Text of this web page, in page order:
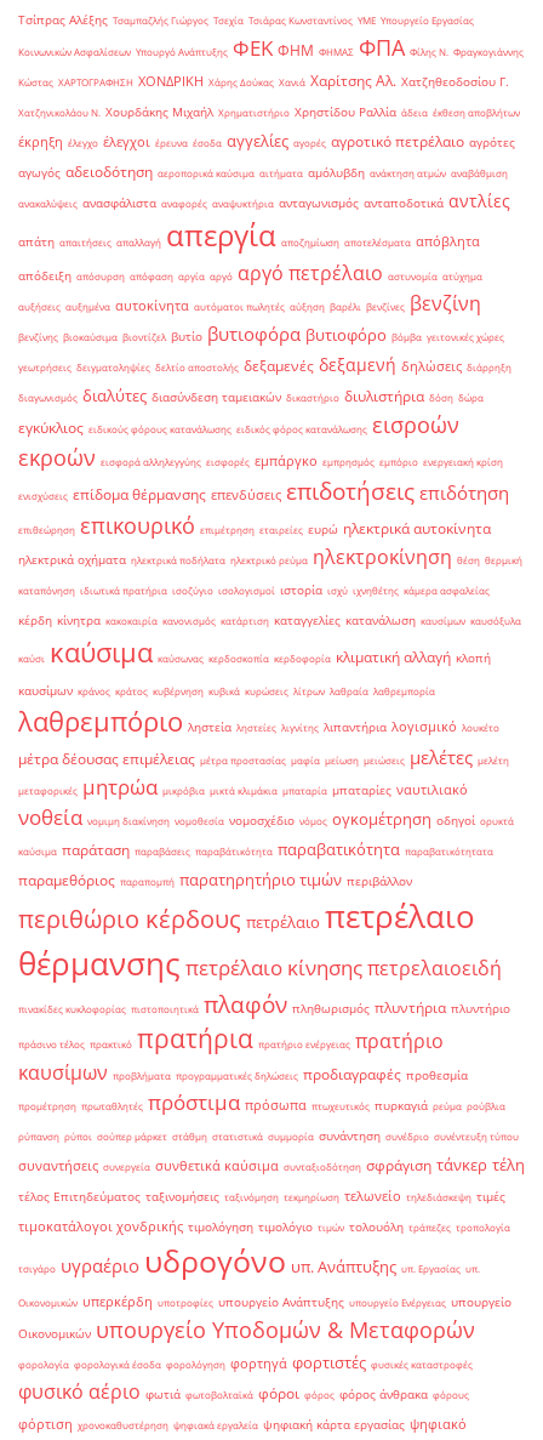
Τσίπρας Αλέξης Τσαμπαζλής Γιώργος Τσεχία Τσιάρας Κωνσταντίνος ΥΜΕ Υπουργείο Εργασίας
Κοινωνικών Ασφαλίσεων Υπουργό Ανάπτυξης ΦΕΚ ΦΗΜ ΦΗΜΑΣ ΦΠΑ Φίλης Ν. Φραγκογιάννης
Κώστας ΧΑΡΤΟΓΡΑΦΗΣΗ ΧΟΝΔΡΙΚΗ Χάρης Δούκας Χανιά Χαρίτσης Αλ. Χατζηθεοδοσίου Γ.
Χατζηνικολάου Ν. Χουρδάκης Μιχαήλ Χρηματιστήριο Χρηστίδου Ραλλία άδεια έκθεση αποβλήτων
έκρηξη έλεγχο έλεγχοι έρευνα έσοδα αγγελίες αγορές αγροτικό πετρέλαιο αγρότες
αγωγός αδειοδότηση αεροπορικά καύσιμα αιτήματα αμόλυβδη ανάκτηση ατμών αναβάθμιση
ανακαλύψεις ανασφάλιστα αναφορές αναψυκτήρια ανταγωνισμός ανταποδοτικά αντλίες
απάτη απαιτήσεις απαλλαγή απεργία αποζημίωση αποτελέσματα απόβλητα
απόδειξη απόσυρση απόφαση αργία αργό αργό πετρέλαιο αστυνομία ατύχημα
αυξήσεις αυξημένα αυτοκίνητα αυτόματοι πωλητές αύξηση βαρέλι βενζίνες βενζίνη
βενζίνης βιοκαύσιμα βιοντίζελ βυτίο βυτιοφόρα βυτιοφόρο βόμβα γειτονικές χώρες
γεωτρήσεις δειγματοληψίες δελτίο αποστολής δεξαμενές δεξαμενή δηλώσεις διάρρηξη
διαγωνισμός διαλύτες διασύνδεση ταμειακών δικαστήριο διυλιστήρια δόση δώρα
εγκύκλιος ειδικούς φόρους κατανάλωσης ειδικός φόρος κατανάλωσης εισροών
εκροών εισφορά αλληλεγγύης εισφορές εμπάργκο εμπρησμός εμπόριο ενεργειακή κρίση
ενισχύσεις επίδομα θέρμανσης επενδύσεις επιδοτήσεις επιδότηση
επιθεώρηση επικουρικό επιμέτρηση εταιρείες ευρώ ηλεκτρικά αυτοκίνητα
ηλεκτρικά οχήματα ηλεκτρικά ποδήλατα ηλεκτρικό ρεύμα ηλεκτροκίνηση θέση θερμική
καταπόνηση ιδιωτικά πρατήρια ισοζύγιο ισολογισμοί ιστορία ισχύ ιχνηθέτης κάμερα ασφαλείας
κέρδη κίνητρα κακοκαιρία κανονισμός κατάρτιση καταγγελίες κατανάλωση καυσίμων καυσόξυλα
καύσι καύσιμα καύσωνας κερδοσκοπία κερδοφορία κλιματική αλλαγή κλοπή
καυσίμων κράνος κράτος κυβέρνηση κυβικά κυρώσεις λίτρων λαθραία λαθρεμπορία
λαθρεμπόριο ληστεία ληστείες λιγνίτης λιπαντήρια λογισμικό λουκέτο
μέτρα δέουσας επιμέλειας μέτρα προστασίας μαφία μείωση μειώσεις μελέτες μελέτη
μεταφορικές μητρώα μικρόβια μικτά κλιμάκια μπαταρία μπαταρίες ναυτιλιακό
νοθεία νομιμη διακίνηση νομοθεσία νομοσχέδιο νόμος ογκομέτρηση οδηγοί ορυκτά
καύσιμα παράταση παραβάσεις παραβάτικότητα παραβατικότητα παραβατικότητατα
παραμεθόριος παραπομπή παρατηρητήριο τιμών περιβάλλον
περιθώριο κέρδους πετρέλαιο πετρέλαιο
θέρμανσης πετρέλαιο κίνησηςπετρελαιοειδή
πινακίδες κυκλοφορίας πιστοποιητικά πλαφόν πληθωρισμός πλυντήρια πλυντήριο
πράσινο τέλος πρακτικό πρατήρια πρατήριο ενέργειας πρατήριο
καυσίμων προβλήματα προγραμματικές δηλώσεις προδιαγραφές προθεσμία
προμέτρηση πρωταθλητές πρόστιμα πρόσωπα πτωχευτικός πυρκαγιά ρεύμα ρούβλια
ρύπανση ρύποι σούπερ μάρκετ στάθμη στατιστικά συμμορία συνάντηση συνέδριο συνέντευξη τύπου
συναντήσεις συνεργεία συνθετικά καύσιμα συνταξιοδότηση σφράγιση τάνκερ τέλη
τέλος Επιτηδεύματος ταξινομήσεις ταξινόμηση τεκμηρίωση τελωνείο τηλεδιάσκεψη τιμές
τιμοκατάλογοι χονδρικής τιμολόγηση τιμολόγιο τιμών τολουόλη τράπεζες τροπολογία
τσιγάρο υγραέριο υδρογόνο υπ. Ανάπτυξης υπ. Εργασίας υπ.
Οικονομικών υπερκέρδη υποτροφίες υπουργείο Ανάπτυξης υπουργείο Ενέργειας υπουργείο
Οικονομικών υπουργείο Υποδομών & Μεταφορών
φορολογία φορολογικά έσοδα φορολόγηση φορτηγά φορτιστές φυσικές καταστροφές
φυσικό αέριο φωτιά φωτοβολταϊκά φόροι φόρος φόρος άνθρακα φόρους
φόρτιση χρονοκαθυστέρηση ψηφιακά εργαλεία ψηφιακή κάρτα εργασίας ψηφιακό